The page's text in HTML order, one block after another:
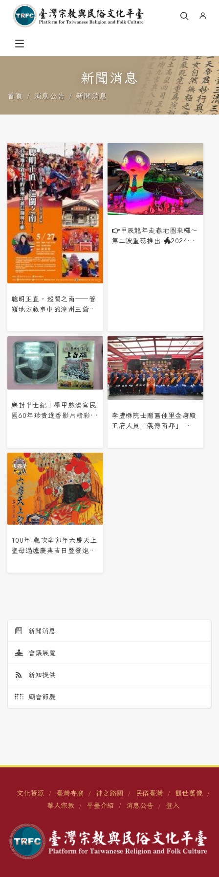
新聞消息
首頁 消息公告 新聞消息
聰明正直，巡閩之南——管
窺地方敘事中的漳州王爺信
👉甲辰龍年走春地圖來囉～
第二波重磅推出 🐲2024甲
塵封半世紀！學甲慈濟宮民
國60年珍貴進香影片精彩再
李豐楙院士贈匾佳里金唐殿
王府人員「儀傳南邦」 彰顯
100年-歲次辛卯年六房天上
聖母過爐慶典吉日暨發炮起
新聞消息
會議展覽
新知提供
廟會節慶
文化資源 / 臺灣寺廟 / 神之路關 / 民俗臺灣 / 觀世萬像 /
華人宗教 / 平臺介紹 / 消息公告 / 登入